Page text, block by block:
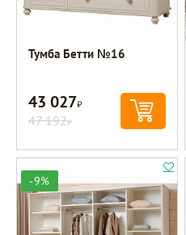
Тумба Бетти №16
43 027Р
47 192Р
-9%